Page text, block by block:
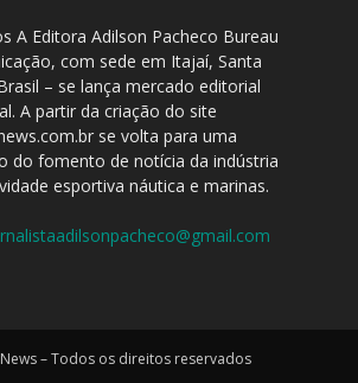
A Editora Adilson Pacheco Bureau
com sede em Itajaí, Santa
– se lança mercado editorial
A partir da criação do site
se volta para uma
do fomento de notícia da indústria
esportiva náutica e marinas.
– Todos os direitos reservados